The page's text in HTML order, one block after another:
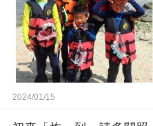
2024/01/15